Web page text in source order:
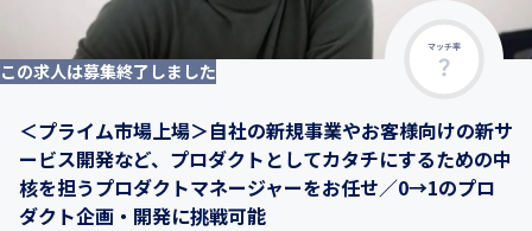
マッチ率
この求人は募集終了しました
＜プライム市場上場＞自社の新規事業やお客様向けの新サ
ービス開発など、プロダクトとしてカタチにするための中
核を担うプロダクトマネージャーをお任せ／0→1のプロ
ダクト企画・開発に挑戦可能